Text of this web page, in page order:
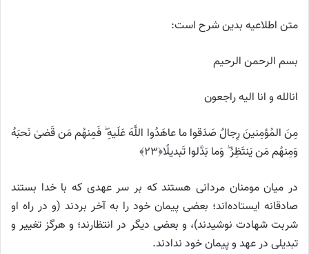
متن اطلاعیه بدین شرح است:
بسم الرحمن الرحیم
انالله و انا الیه راجعون
مِنَ المُؤمِنینَ رِجالٌ صَدَقوا ما عاهَدُوا اللَّهَ عَلَیهِ ۖ فَمِنهُم مَن قَضىٰ نَحبَهُ
وَمِنهُم مَن یَنتَظِرُ ۖ وَما بَدَّلوا تَبدیلًا﴿۲۳﴾
در میان مومنان مردانی هستند که بر سر عهدی که با خدا بستند
صادقانه ایستاده‌اند؛ بعضی پیمان خود را به آخر بردند (و در راه او
شربت شهادت نوشیدند)، و بعضی دیگر در انتظارند؛ و هرگز تغییر و
تبدیلی در عهد و پیمان خود ندادند.